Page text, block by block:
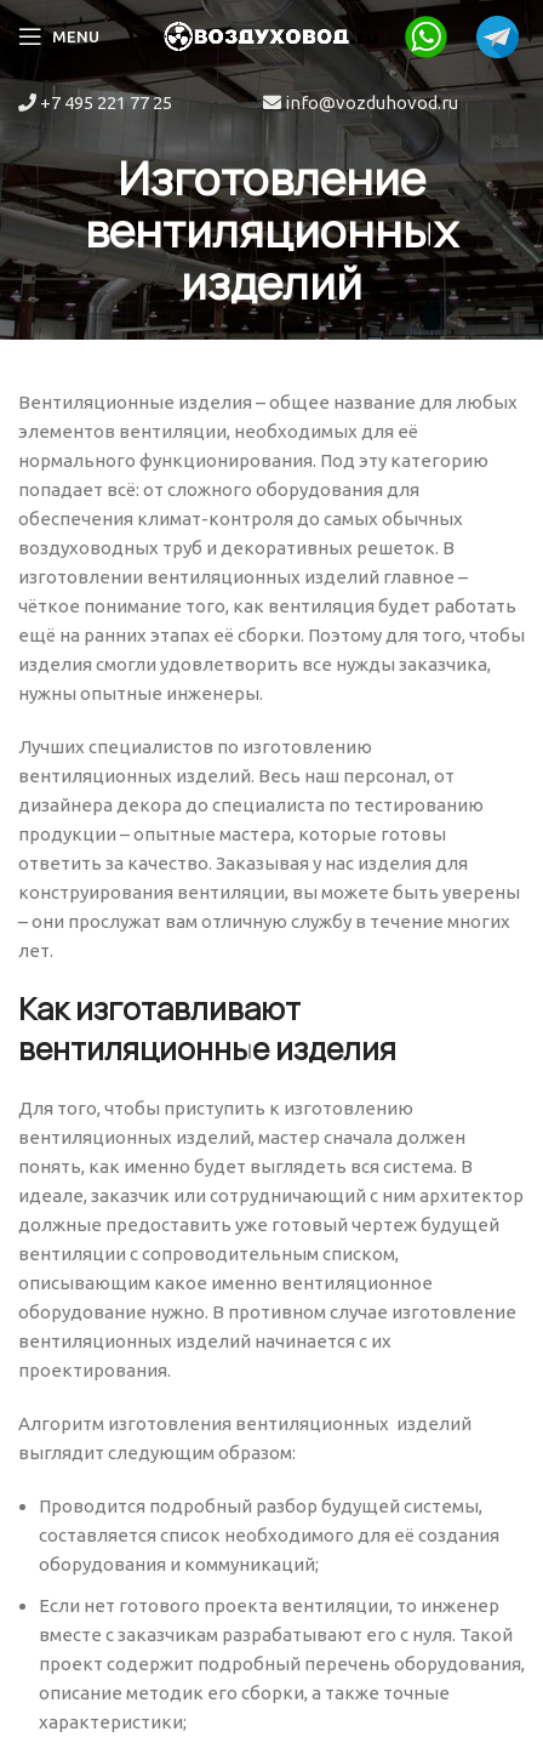
MENU
+7 495 221 77 25 info@vozduhovod.ru
Изготовление
вентиляционных
изделий
Вентиляционные изделия – общее название для любых
элементов вентиляции, необходимых для её
нормального функционирования. Под эту категорию
попадает всё: от сложного оборудования для
обеспечения климат-контроля до самых обычных
воздуховодных труб и декоративных решеток. В
изготовлении вентиляционных изделий главное –
чёткое понимание того, как вентиляция будет работать
ещё на ранних этапах её сборки. Поэтому для того, чтобы
изделия смогли удовлетворить все нужды заказчика,
нужны опытные инженеры.
Лучших специалистов по изготовлению
вентиляционных изделий. Весь наш персонал, от
дизайнера декора до специалиста по тестированию
продукции – опытные мастера, которые готовы
ответить за качество. Заказывая у нас изделия для
конструирования вентиляции, вы можете быть уверены
– они прослужат вам отличную службу в течение многих
лет.
Как изготавливают
вентиляционные изделия
Для того, чтобы приступить к изготовлению
вентиляционных изделий, мастер сначала должен
понять, как именно будет выглядеть вся система. В
идеале, заказчик или сотрудничающий с ним архитектор
должные предоставить уже готовый чертеж будущей
вентиляции с сопроводительным списком,
описывающим какое именно вентиляционное
оборудование нужно. В противном случае изготовление
вентиляционных изделий начинается с их
проектирования.
Алгоритм изготовления вентиляционных изделий
выглядит следующим образом:
Проводится подробный разбор будущей системы,
составляется список необходимого для её создания
оборудования и коммуникаций;
Если нет готового проекта вентиляции, то инженер
вместе с заказчикам разрабатывают его с нуля. Такой
проект содержит подробный перечень оборудования,
описание методик его сборки, а также точные
характеристики;